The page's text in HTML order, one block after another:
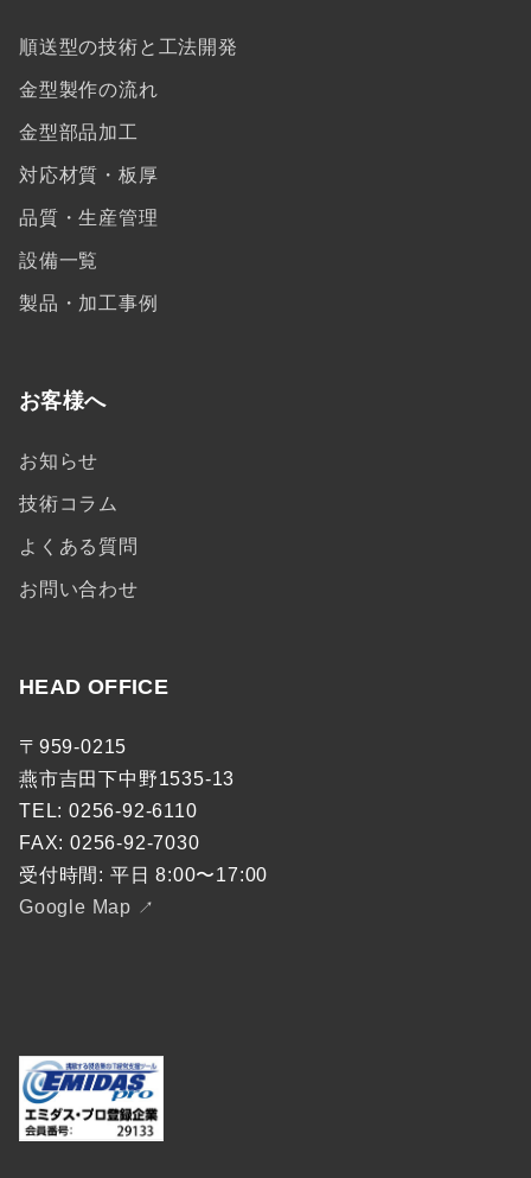
順送型の技術と工法開発
金型製作の流れ
金型部品加工
対応材質・板厚
品質・生産管理
設備一覧
製品・加工事例
お客様へ
お知らせ
技術コラム
よくある質問
お問い合わせ
HEAD OFFICE
〒959-0215
燕市吉田下中野1535-13
TEL: 0256-92-6110
FAX: 0256-92-7030
受付時間: 平日 8:00〜17:00
Google Map ↗